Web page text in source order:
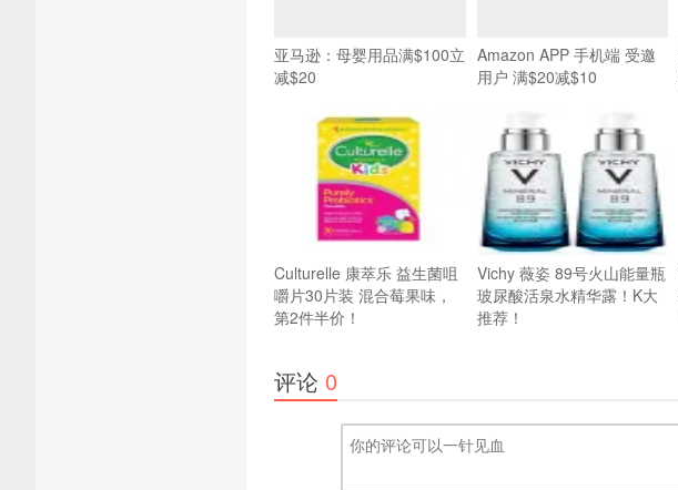
亚马逊：母婴用品满$100立
减$20
Amazon APP 手机端 受邀
用户 满$20减$10
Culturelle 康萃乐 益生菌咀
嚼片30片装 混合莓果味，
第2件半价！
Vichy 薇姿 89号火山能量瓶
玻尿酸活泉水精华露！K大
推荐！
评论 0